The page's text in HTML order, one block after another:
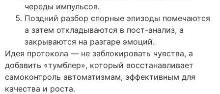
череды импульсов.
Поздний разбор спорные эпизоды помечаются
а затем откладываются в пост-анализ, а
закрываются на разгаре эмоций.
Идея протокола — не заблокировать чувства, а
добавить «тумблер», который восстанавливает
самоконтроль автоматизмам, эффективным для
качества и роста.